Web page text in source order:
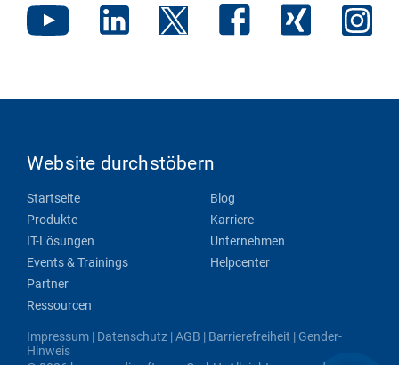
Website durchstöbern
Startseite
Produkte
IT-Lösungen
Events & Trainings
Partner
Ressourcen
Blog
Karriere
Unternehmen
Helpcenter
Impressum | Datenschutz |AGB | Barrierefreiheit | Gender-
Hinweis